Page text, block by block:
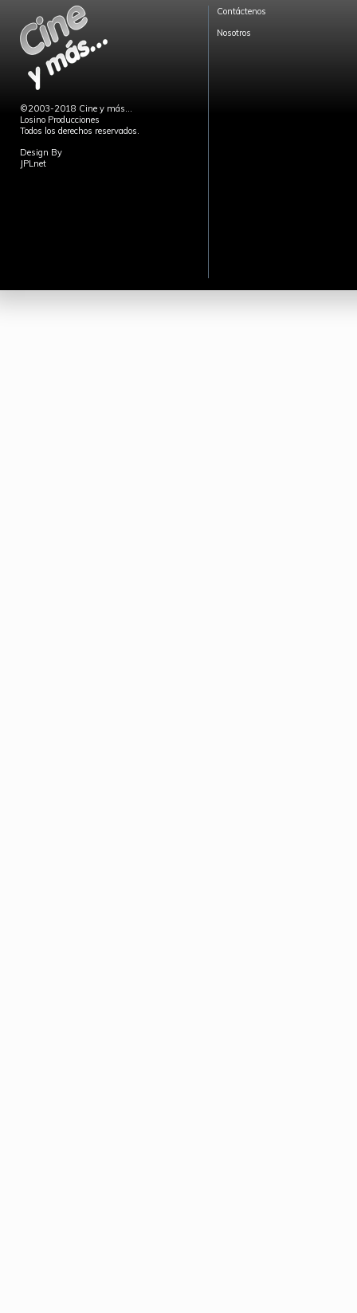
©2003-2018 Cine y más...
Losino Producciones
Todos los derechos reservados.
Design By
JPLnet
Contáctenos
Nosotros